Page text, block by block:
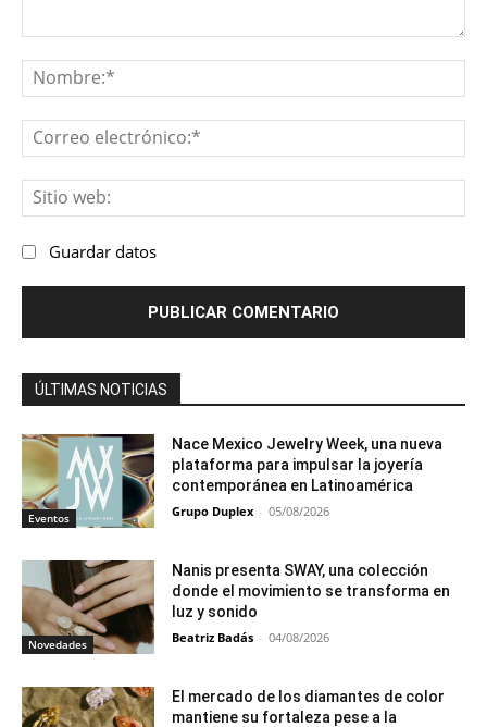
Guardar datos
ÚLTIMAS NOTICIAS
Eventos
Nace Mexico Jewelry Week, una nueva
plataforma para impulsar la joyería
contemporánea en Latinoamérica
Grupo Duplex - 05/08/2026
Novedades
Nanis presenta SWAY, una colección
donde el movimiento se transforma en
luz y sonido
Beatriz Badás - 04/08/2026
El mercado de los diamantes de color
mantiene su fortaleza pese a la